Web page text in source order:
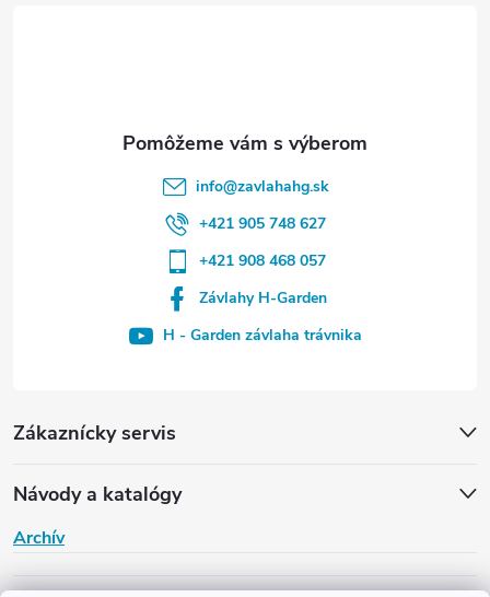
Zákaznícky servis
Návody a katalógy
Archív
info@zavlahahg.sk
+421 905 748 627
+421 908 468 057
Závlahy H-Garden
H - Garden závlaha trávnika